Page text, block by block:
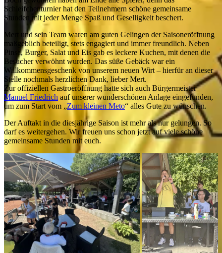
Schleifchenturnier hat den Teilnehmern schöne gemeinsame
Stunden mit jeder Menge Spaß und Geselligkeit beschert.
Mert und sein Team waren am guten Gelingen der Saisoneröffnung
maßgeblich beteiligt, stets engagiert und immer freundlich. Neben
Pinsa, Burger, Salat und Eis gab es leckere Kuchen, mit denen die
Besucher verwöhnt wurden. Das süße Gebäck war ein
Willkommensgeschenk von unserem neuen Wirt – hierfür an dieser
Stelle nochmals herzlichen Dank, lieber Mert.
Zur offiziellen Gastroeröffnung hatte sich auch Bürgermeister
Manuel Friedrich auf unserer wunderschönen Anlage eingefunden,
um zum Start vom „Zum kleinen Meto“ alles Gute zu wünschen.
Der Auftakt in die diesjährige Saison ist mehr als nur gelungen. So
darf es weitergehen. Wir freuen uns schon jetzt auf viele schöne
gemeinsame Stunden mit euch.